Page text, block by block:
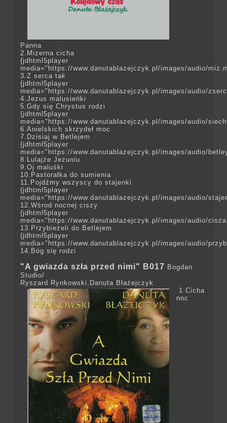
Panna
2.Mizerna cicha
{jdhtml5player
media="https://www.danutablazejczyk.pl/images/
3.Z serca tak
{jdhtml5player
media="https://www.danutablazejczyk.pl/images/audio/
4.Jezus malusieńki
5.Gdy się Chrystus rodzi
{jdhtml5player
media="https://www.danutablazejczyk.pl/images/
6.Anielskich skrzydeł moc
7.Dzisiaj w Betlejem
{jdhtml5player
media="https://www.danutablazejczyk.pl/images/audio/
8.Lulajże Jezuniu
9.Oj maluśki
10.Pastorałka do sumienia
11.Pojdźmy wszyscy do stajenki
{jdhtml5player
media="https://www.danutablazejczyk.pl/images/audio/
12.Wśrod nocnej ciszy
{jdhtml5player
media="https://www.danutablazejczyk.pl/images/
13.Przybieżeli do Betlejem
{jdhtml5player
media="https://www.danutablazejczyk.pl/images/audio/
14.Bóg się rodzi
"A gwiazda szła przed nimi" B017 Bogdan
Studio/
Ryszard Rynkowski,Danuta Błażejczyk
1.Cicha
noc